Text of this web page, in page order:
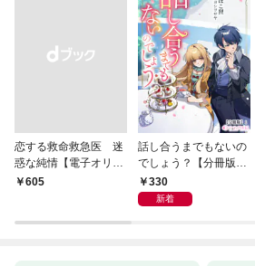
恋する救命救急医 迷
惑な純情【電子オリジ
ナル】
￥605
話し合うまでもないの
でしょう？【分冊版】
1 330
新着